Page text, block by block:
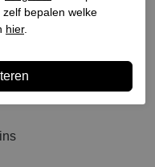
bepalen welke
hier.